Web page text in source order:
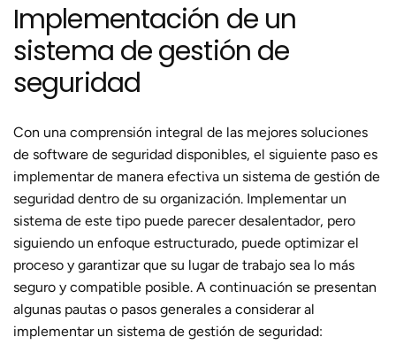
Implementación de un
sistema de gestión de
seguridad
Con una comprensión integral de las mejores soluciones
de software de seguridad disponibles, el siguiente paso es
implementar de manera efectiva un sistema de gestión de
seguridad dentro de su organización. Implementar un
sistema de este tipo puede parecer desalentador, pero
siguiendo un enfoque estructurado, puede optimizar el
proceso y garantizar que su lugar de trabajo sea lo más
seguro y compatible posible. A continuación se presentan
algunas pautas o pasos generales a considerar al
implementar un sistema de gestión de seguridad: